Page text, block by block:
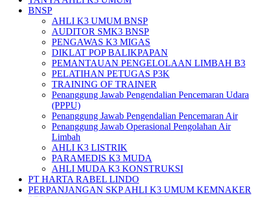
BNSP
AHLI K3 UMUM BNSP
AUDITOR SMK3 BNSP
PENGAWAS K3 MIGAS
DIKLAT POP BALIKPAPAN
PEMANTAUAN PENGELOLAAN LIMBAH B3
PELATIHAN PETUGAS P3K
TRAINING OF TRAINER
Penanggung Jawab Pengendalian Pencemaran Udara
(PPPU)
Penanggung Jawab Pengendalian Pencemaran Air
Penanggung Jawab Operasional Pengolahan Air
Limbah
AHLI K3 LISTRIK
PARAMEDIS K3 MUDA
AHLI MUDA K3 KONSTRUKSI
PT HARTA RABEL LINDO
PERPANJANGAN SKP AHLI K3 UMUM KEMNAKER